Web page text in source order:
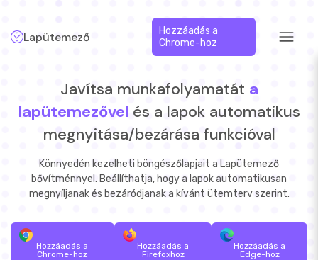
Lapütemező
Hozzáadás a
Chrome-hoz
Javítsa munkafolyamatát a
lapütemezővel és a lapok automatikus
megnyitása/bezárása funkcióval
Könnyedén kezelheti böngészőlapjait a Lapütemező
bővítménnyel. Beállíthatja, hogy a lapok automatikusan
megnyíljanak és bezáródjanak a kívánt ütemterv szerint.
Hozzáadás a
Chrome-hoz
Hozzáadás a
Firefoxhoz
Hozzáadás a
Edge-hoz